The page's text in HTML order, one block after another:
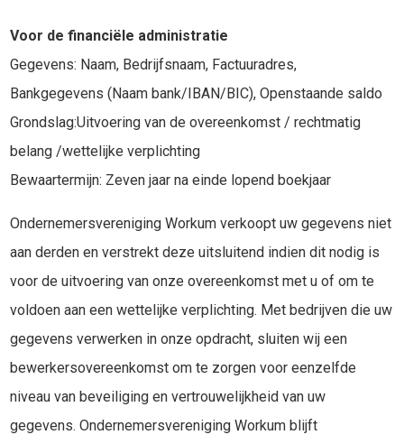
Voor de financiële administratie
Gegevens: Naam, Bedrijfsnaam, Factuuradres,
Bankgegevens (Naam bank/IBAN/BIC), Openstaande saldo
Grondslag:Uitvoering van de overeenkomst / rechtmatig
belang /wettelijke verplichting
Bewaartermijn: Zeven jaar na einde lopend boekjaar
Ondernemersvereniging Workum verkoopt uw gegevens niet
aan derden en verstrekt deze uitsluitend indien dit nodig is
voor de uitvoering van onze overeenkomst met u of om te
voldoen aan een wettelijke verplichting. Met bedrijven die uw
gegevens verwerken in onze opdracht, sluiten wij een
bewerkersovereenkomst om te zorgen voor eenzelfde
niveau van beveiliging en vertrouwelijkheid van uw
gegevens. Ondernemersvereniging Workum blijft